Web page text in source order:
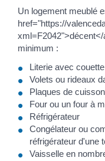
Un logement meublé
href="https://
minimum :
Literie avec
Volets ou rideaux
Plaques de cuisson
Four ou un four à
Réfrigérateur
Congélateur ou
réfrigérateur d'une
Vaisselle en